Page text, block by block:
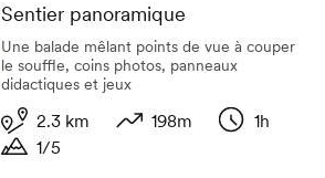
Sentier panoramique
Une balade mêlant points de vue à couper
le souffle, coins photos, panneaux
didactiques et jeux
Longueur
2.3 km
198m
1h
1/5